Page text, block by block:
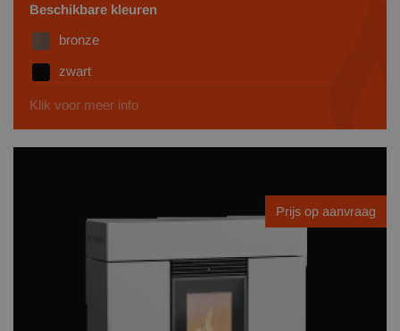
Beschikbare kleuren
bronze
zwart
Klik voor meer info
Prijs op aanvraag